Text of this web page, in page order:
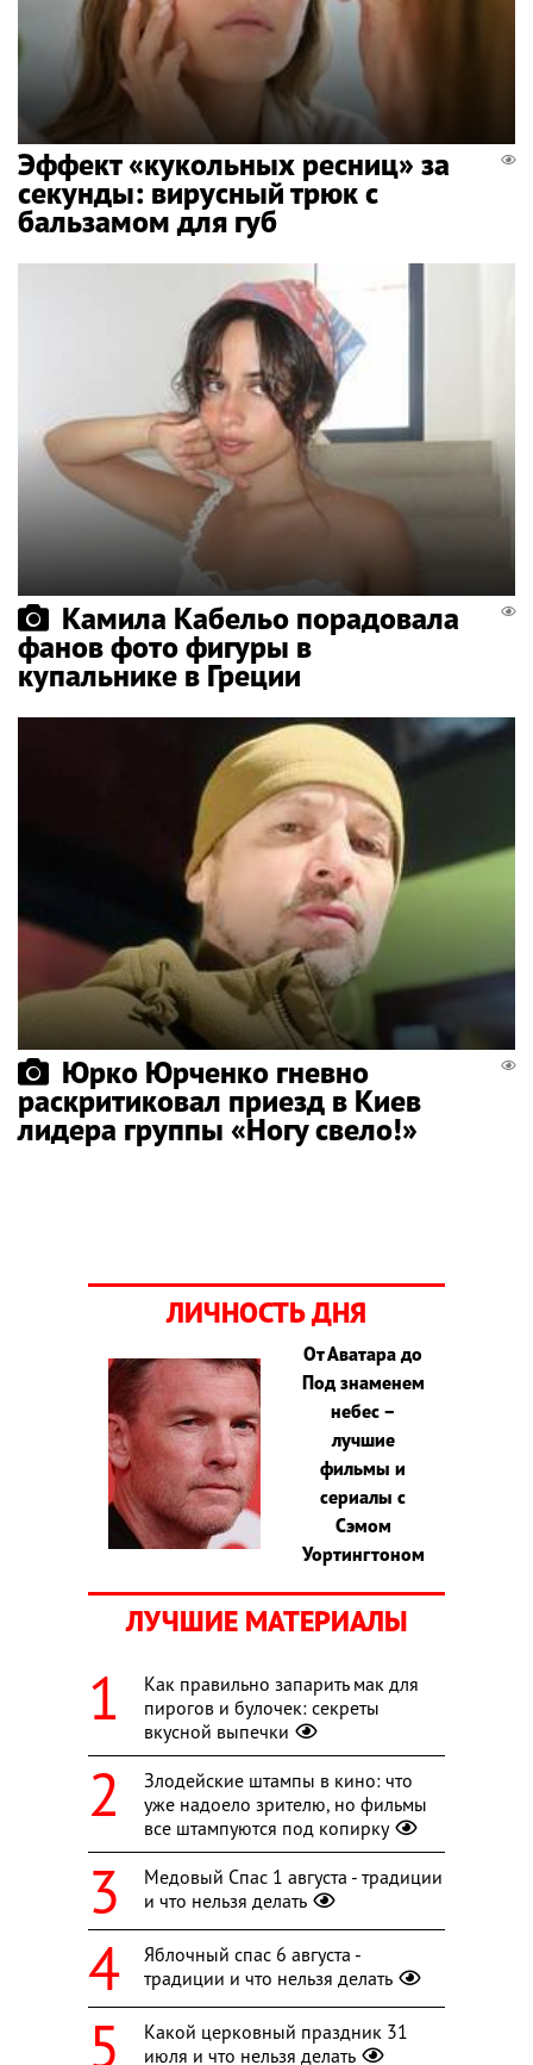
Эффект «кукольных ресниц» за
секунды: вирусный трюк с
бальзамом для губ
Камила Кабельо порадовала
фанов фото фигуры в
купальнике в Греции
Юрко Юрченко гневно
раскритиковал приезд в Киев
лидера группы «Ногу свело!»
ЛИЧНОСТЬ ДНЯ
От Аватара до
Под знаменем
небес –
лучшие
фильмы и
сериалы с
Сэмом
Уортингтоном
ЛУЧШИЕ МАТЕРИАЛЫ
Как правильно запарить мак для
пирогов и булочек: секреты
вкусной выпечки
Злодейские штампы в кино: что
уже надоело зрителю, но фильмы
все штампуются под копирку
Медовый Спас 1 августа - традиции
и что нельзя делать
Яблочный спас 6 августа -
традиции и что нельзя делать
Какой церковный праздник 31
июля и что нельзя делать